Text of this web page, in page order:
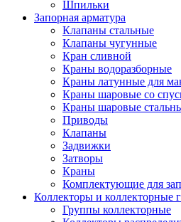
Шпильки
Запорная арматура
Клапаны стальные
Клапаны чугунные
Кран сливной
Краны водоразборные
Краны латунные для
Краны шаровые со
Краны шаровые
Приводы
Клапаны
Задвижки
Затворы
Краны
Комплектующие для
Коллекторы и коллекторные
Группы коллекторные